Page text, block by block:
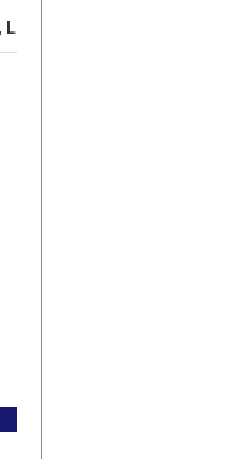
Tuah Negeri Layangkan